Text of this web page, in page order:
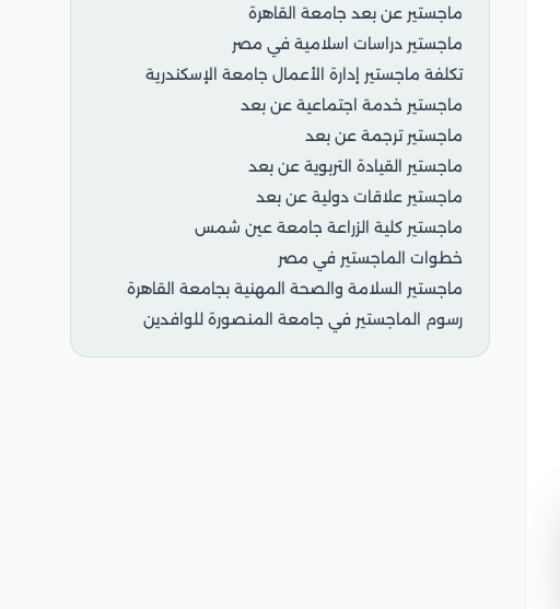
ماجستير عن بعد جامعة القاهرة
ماجستير دراسات اسلامية في مصر
تكلفة ماجستير إدارة الأعمال جامعة الإسكندرية
ماجستير خدمة اجتماعية عن بعد
ماجستير ترجمة عن بعد
ماجستير القيادة التربوية عن بعد
ماجستير علاقات دولية عن بعد
ماجستير كلية الزراعة جامعة عين شمس
خطوات الماجستير في مصر
ماجستير السلامة والصحة المهنية بجامعة القاهرة
رسوم الماجستير في جامعة المنصورة للوافدين